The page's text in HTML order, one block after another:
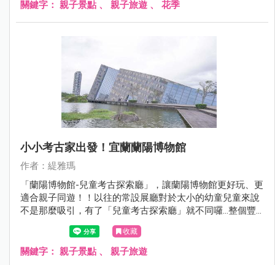
關鍵字： 親子景點 、 親子旅遊 、 花季
小小考古家出發！宜蘭蘭陽博物館
作者：緹雅瑪
「蘭陽博物館-兒童考古探索廳」，讓蘭陽博物館更好玩、更
適合親子同遊！！以往的常設展廳對於太小的幼童兒童來說
不是那麼吸引，有了「兒童考古探索廳」就不同囉…整個豐
富度大躍進，還沒來的親子族群看過來，每人50元就能當小
小考古探險家，而且1:1復刻還原的「淇武蘭傳統家屋」超好
拍，值得一訪！
收藏
關鍵字： 親子景點 、 親子旅遊